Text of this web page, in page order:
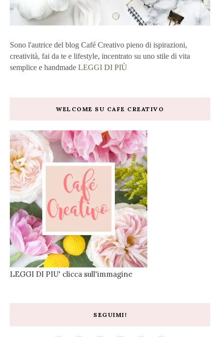
Sono l'autrice del blog Café Creativo pieno di ispirazioni,
creatività, fai da te e lifestyle, incentrato su uno stile di vita
semplice e handmade LEGGI DI PIÙ
WELCOME SU CAFE CREATIVO
LEGGI DI PIU' clicca sull'immagine
SEGUIMI!